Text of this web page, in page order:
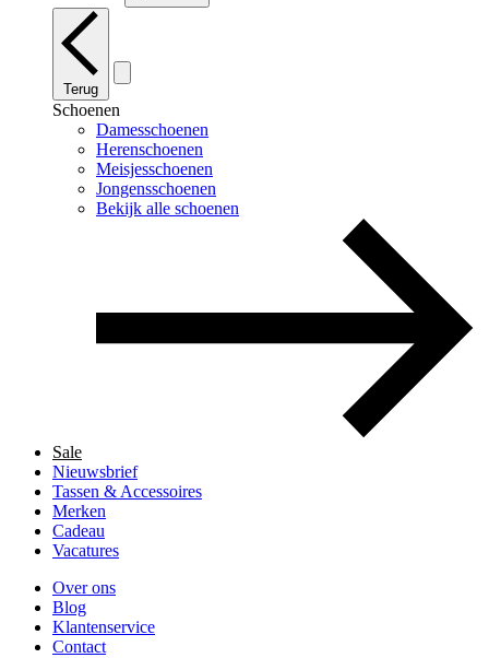
Terug
Schoenen
Damesschoenen
Herenschoenen
Meisjesschoenen
Jongensschoenen
Bekijk alle schoenen
Sale
Nieuwsbrief
Tassen & Accessoires
Merken
Cadeau
Vacatures
Over ons
Blog
Klantenservice
Contact